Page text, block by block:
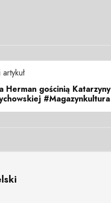
Herman gościnią Katarzyny
#Magazynkultura